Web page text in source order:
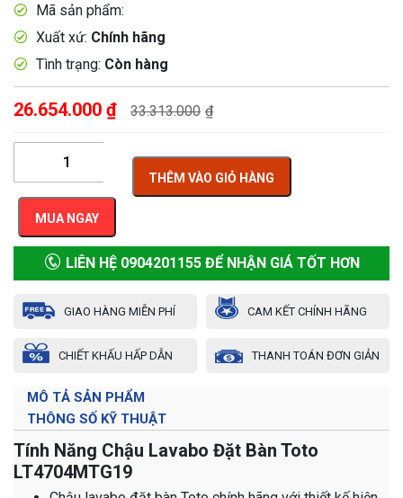
Mã sản phẩm:
Xuất xứ: Chính hãng
Tình trạng: Còn hàng
26.654.000 ₫ 33.313.000 ₫
THÊM VÀO GIỎ HÀNG
MUA NGAY
LIÊN HỆ 0904201155 ĐỂ NHẬN GIÁ TỐT HƠN
GIAO HÀNG MIỄN PHÍ CAM KẾT CHÍNH HÃNG
CHIẾT KHẤU HẤP DẪN THANH TOÁN ĐƠN GIẢN
MÔ TẢ SẢN PHẨM
THÔNG SỐ KỸ THUẬT
Tính Năng Chậu Lavabo Đặt Bàn Toto
LT4704MTG19